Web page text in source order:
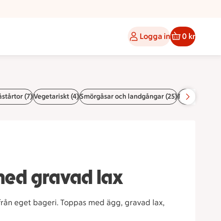
Logga in 0 kr
(7)Vegetariskt (4)Smörgåsar och landgångar (25)Färdiga
gravad lax
eget bageri. Toppas med ägg, gravad lax,